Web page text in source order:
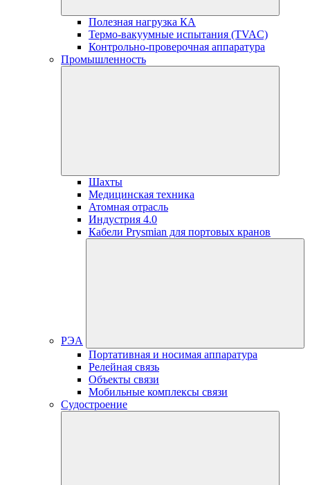
Полезная нагрузка КА
Термо-вакуумные испытания (TVAC)
Контрольно-проверочная аппаратура
Промышленность
Шахты
Медицинская техника
Атомная отрасль
Индустрия 4.0
Кабели Prysmian для портовых кранов
РЭА
Портативная и носимая аппаратура
Релейная связь
Объекты связи
Мобильные комплексы связи
Судостроение